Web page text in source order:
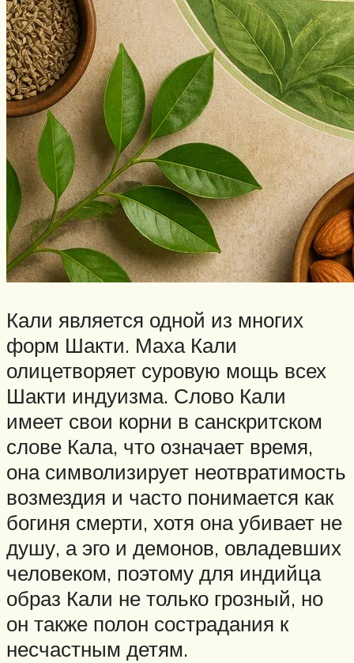
Кали является одной из многих
форм Шакти. Маха Кали
олицетворяет суровую мощь всех
Шакти индуизма. Слово Кали
имеет свои корни в санскритском
слове Кала, что означает время,
она символизирует неотвратимость
возмездия и часто понимается как
богиня смерти, хотя она убивает не
душу, а эго и демонов, овладевших
человеком, поэтому для индийца
образ Кали не только грозный, но
он также полон сострадания к
несчастным детям.